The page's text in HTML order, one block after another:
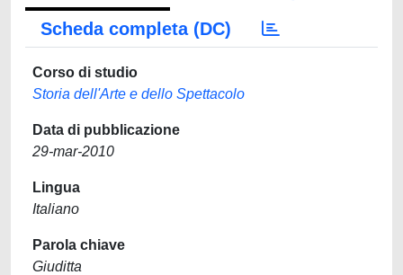
Scheda completa (DC)
Corso di studio
Storia dell'Arte e dello Spettacolo
Data di pubblicazione
29-mar-2010
Lingua
Italiano
Parola chiave
Giuditta